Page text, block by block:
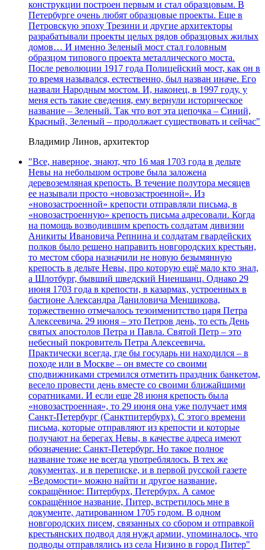
конструкции построен первым и стал образцовым. В
Петербурге очень любят образцовые проекты. Еще в
Петровскую эпоху Трезини и другие архитекторы
разрабатывали проекты целых рядов образцовых жилых
домов… И именно Зеленый мост стал головным
образцом типового проекта металлического моста.
После революции 1917 года Полицейский мост, как он в
то время назывался, естественно, был назван иначе. Его
назвали Народным мостом. И, наконец, в 1997 году, у
меня есть такие сведения, ему вернули историческое
название – Зеленый. Так что вот эта цепочка – Синий,
Красный, Зеленый – продолжает существовать и сейчас"
Владимир Линов, архитектор
"Все, наверное, знают, что 16 мая 1703 года в дельте
Невы на небольшом острове была заложена
деревоземляная крепость. В течение полутора месяцев
ее называли просто «новозастроенной». Из
«новозастроенной» крепости отправляли письма, в
«новозастроенную» крепость письма адресовали. Когда
на помощь возводившим крепость солдатам дивизии
Аникиты Ивановича Репнина и солдатам гвардейских
полков было решено направить новгородских крестьян,
то местом сбора назначили не новую безымянную
крепость в дельте Невы, про которую ещё мало кто знал,
а Шлотбург, бывший шведский Ниеншанц. Однако 29
июня 1703 года в крепости, в казармах, устроенных в
бастионе Александра Даниловича Меншикова,
торжественно отмечалось тезоименитство царя Петра
Алексеевича. 29 июня – это Петров день, то есть День
святых апостолов Петра и Павла. Святой Петр – это
небесный покровитель Петра Алексеевича.
Практически всегда, где бы государь ни находился – в
походе или в Москве – он вместе со своими
сподвижниками стремился отметить праздник банкетом,
весело провести день вместе со своими ближайшими
соратниками. И если еще 28 июня крепость была
«новозастроенная», то 29 июня она уже получает имя
Санкт-Петербург (Санктпитербурх). С этого времени
письма, которые отправляют из крепости и которые
получают на берегах Невы, в качестве адреса имеют
обозначение: Санкт-Петербург. Но такое полное
название тоже не всегда употреблялось. В тех же
документах, и в переписке, и в первой русской газете
«Ведомости» можно найти и другое название,
сокращённое: Питербурх, Петербурх. А самое
сокращённое название, Питер, встретилось мне в
документе, датированном 1705 годом. В одном
новгородских писем, связанных со сбором и отправкой
крестьянских подвод для нужд армии, упоминалось, что
подводы отправлялись из села Низино в город Питер"